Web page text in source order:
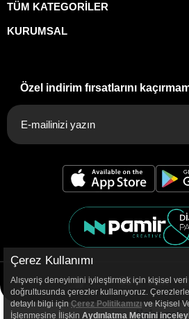
TÜM KATEGORİLER
KURUMSAL
Özel indirim fırsatlarını
Çerez Kullanımı
Alışveriş deneyimini iyileştirmek için kişisel veri
doğrultusunda çerezler kullanıyoruz.
detaylı bilgi için Çerez Politikamızı ve Kişisel
İşlenmesine İlişkin Aydınlatma Metnini